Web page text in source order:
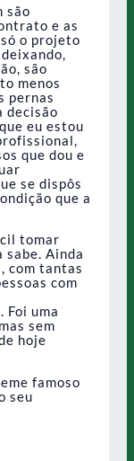
são
e as
o projeto
são
menos
pernas
decisão
eu estou
que dou e
se dispôs
que a
tomar
sabe. Ainda
com tantas
com
Foi uma
sem
hoje
famoso
seu